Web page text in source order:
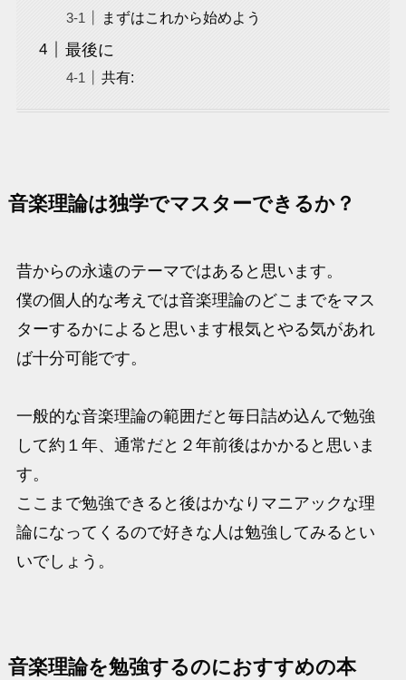
まずはこれから始めよう
最後に
共有:
音楽理論は独学でマスターできるか？
昔からの永遠のテーマではあると思います。
僕の個人的な考えでは音楽理論のどこまでをマス
ターするかによると思います根気とやる気があれ
ば十分可能です。
一般的な音楽理論の範囲だと毎日詰め込んで勉強
して約１年、通常だと２年前後はかかると思いま
す。
ここまで勉強できると後はかなりマニアックな理
論になってくるので好きな人は勉強してみるとい
いでしょう。
音楽理論を勉強するのにおすすめの本